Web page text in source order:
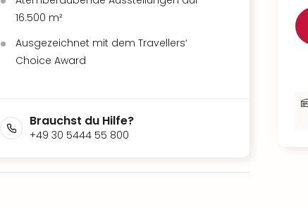
16.500 m²
Ausgezeichnet mit dem Travellers‘
Choice Award
Brauchst du Hilfe?
+49 30 5444 55 800